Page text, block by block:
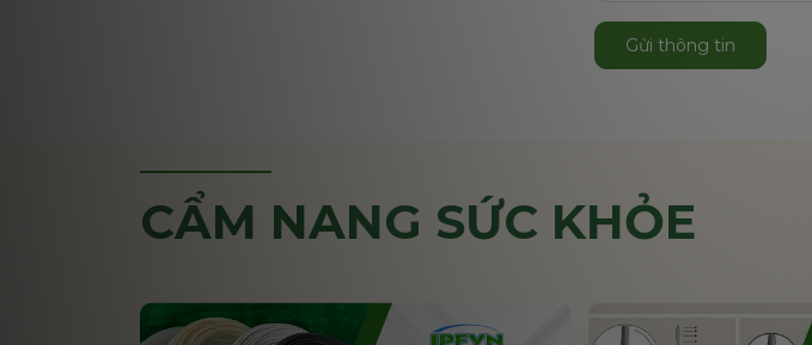
Gửi thông tin
CẨM NANG SỨC KHỎE